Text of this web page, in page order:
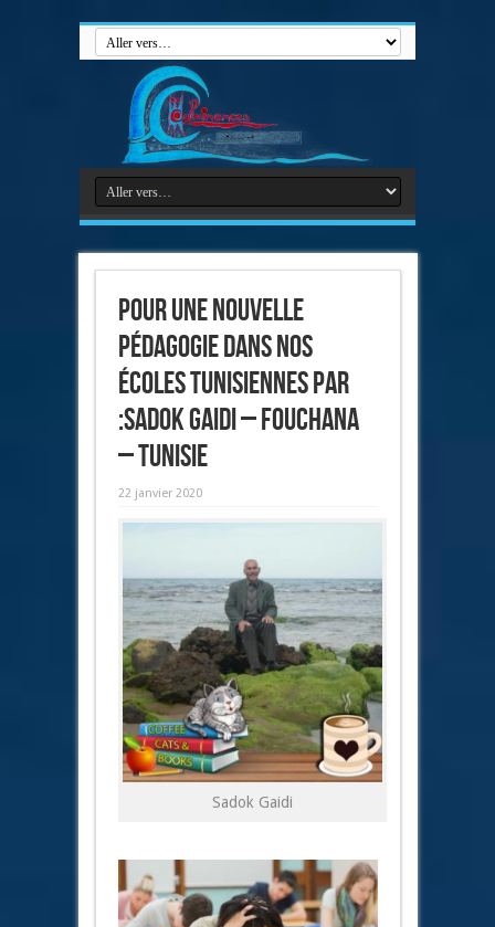
Pour une nouvelle
pédagogie dans nos
écoles tunisiennes par
:Sadok Gaidi – Fouchana
– Tunisie
22 janvier 2020
Sadok Gaidi